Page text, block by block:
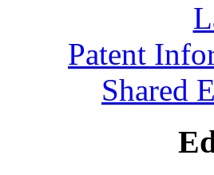
Patent
Shared